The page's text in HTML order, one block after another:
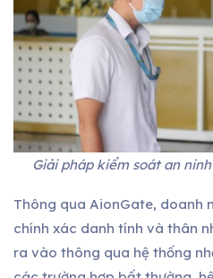
Giải pháp kiểm soát an
Thông qua AionGate, doanh
chính xác danh tính và thân
ra vào thông qua hệ thống